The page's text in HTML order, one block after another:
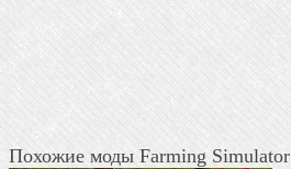
Похожие моды Farming Simulator